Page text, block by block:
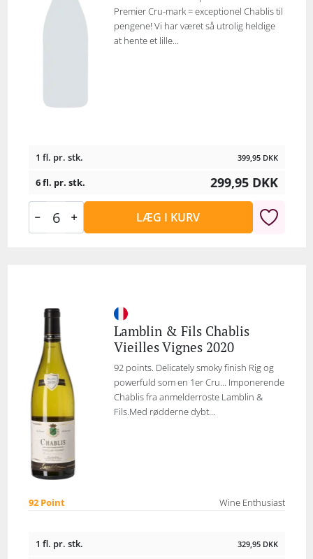
Premier Cru-mark = exceptionel Chablis til
pengene! Vi har været så utrolig heldige
at hente et lille...
1 fl. pr. stk. 399,95 DKK
6 fl. pr. stk. 299,95 DKK
LÆG I KURV
Lamblin & Fils Chablis
Vieilles Vignes 2020
92 points. Delicately smoky finish Rig og
powerfuld som en 1er Cru… Imponerende
Chablis fra anmelderroste Lamblin &
Fils.Med rødderne dybt...
92 Point Wine Enthusiast
1 fl. pr. stk. 329,95 DKK